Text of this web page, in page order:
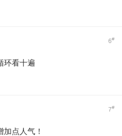
6#
看十遍
7#
点人气！